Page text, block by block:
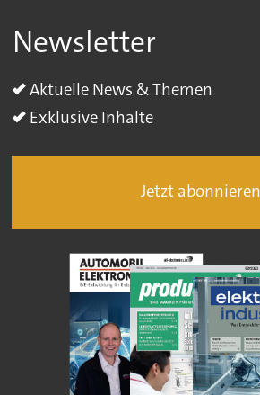
Newsletter
Aktuelle News & Themen
Exklusive Inhalte
Jetzt abonnieren